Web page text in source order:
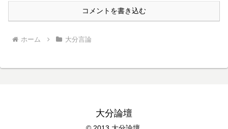
コメントを書き込む
ホーム 大分言論
大分論壇